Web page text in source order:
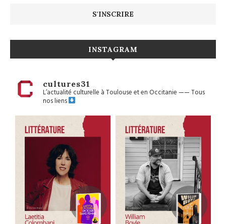
INSTAGRAM
cultures31
L’actualité culturelle à Toulouse et en Occitanie——Tous
nos liens